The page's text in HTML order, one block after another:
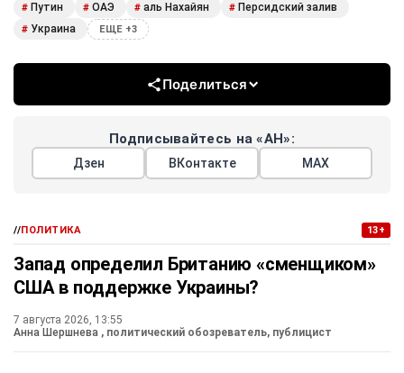
# Путин # ОАЭ # аль Нахайян # Персидский залив
# Украина ЕЩЕ +3
Поделиться
Подписывайтесь на «АН»:
Дзен ВКонтакте МАХ
//ПОЛИТИКА 13+
Запад определил Британию «сменщиком»
США в поддержке Украины?
7 августа 2026, 13:55
Анна Шершнева , политический обозреватель, публицист